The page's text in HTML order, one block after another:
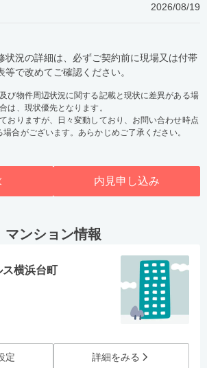
2026/08/19
状況の詳細は、必ずご契約前に現場又は付帯
等で改めてご確認ください。
び物件周辺状況に関する記載と現状に差異がある場
合は、現状優先となります。
おりますが、日々変動しており、お問い合わせ時点
合がございます。あらかじめご了承ください。
内見申し込み
マンション情報
ス横浜台町
定 詳細をみる